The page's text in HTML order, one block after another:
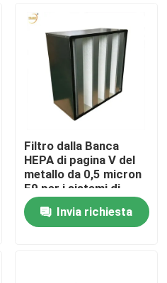
Filtro dalla Banca
HEPA di pagina V del
metallo da 0,5 micron
F9 per i sistemi di
condizionamento
d'aria Invia richiesta